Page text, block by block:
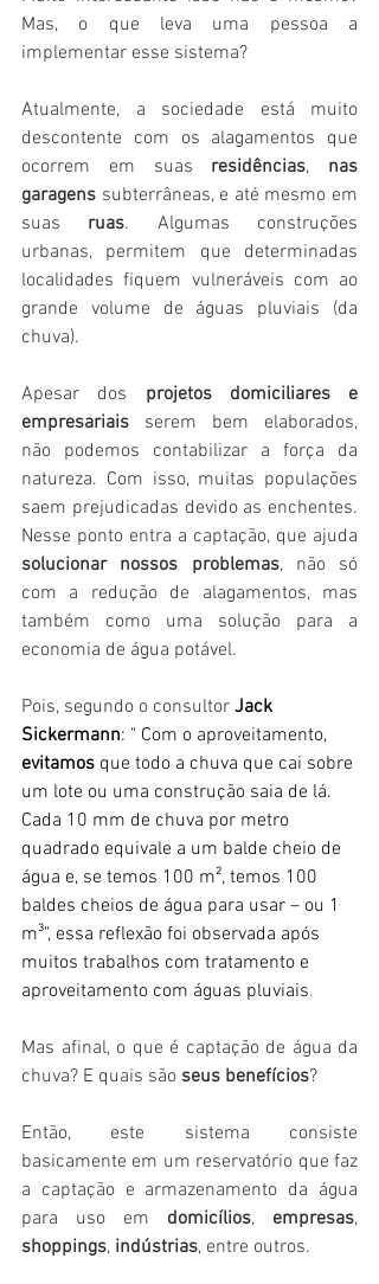
Mas, o que leva uma pessoa a
implementar esse sistema?
Atualmente, a
sociedade está muito
descontente com os alagamentos que
ocorrem em suas residências, nas
garagens subterrâneas, e até mesmo em
suas ruas. Algumas construções
urbanas, permitem que determinadas
localidades fiquem vulneráveis com ao
grande volume de águas pluviais (da
chuva).
Apesar dos projetos domiciliares e
empresariais serem bem elaborados,
não podemos contabilizar a força da
natureza. Com isso, muitas populações
saem prejudicadas devido as enchentes.
solucionar nossos problemas, não só
com a redução de alagamentos, mas
também como uma solução para a
economia de água potável.
Pois, segundo o consultor Jack
Sickermann: " Com o aproveitamento,
evitamos que todo a chuva que cai sobre
um lote ou uma construção saia de lá.
Cada 10 mm de chuva por metro
quadrado equivale a um balde cheio de
água e, se temos 100 m², temos 100
baldes cheios de água para usar – ou 1
m³", essa reflexão foi observada após
muitos trabalhos com tratamento e
aproveitamento com águas pluviais.
Mas afinal, o que é captação de água da
chuva? E quais são seus benefícios?
Então, este sistema consiste
basicamente em um reservatório que faz
a captação e armazenamento da água
para uso em domicílios, empresas
shoppings, indústrias, entre outros.